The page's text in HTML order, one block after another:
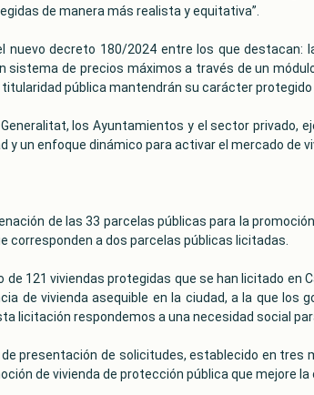
de manera más realista y equitativa”.
nuevo decreto 180/2024 entre los que
de precios máximos a través de un
pública mantendrán su carácter
los Ayuntamientos y el sector privado,
un enfoque dinámico para activar el mercado de
de las 33 parcelas públicas para la
corresponden a dos parcelas públicas licitadas.
121 viviendas protegidas que se han licitado en
de vivienda asequible en la ciudad, a la que
licitación respondemos a una necesidad social
presentación de solicitudes, establecido en
de vivienda de protección pública que mejore